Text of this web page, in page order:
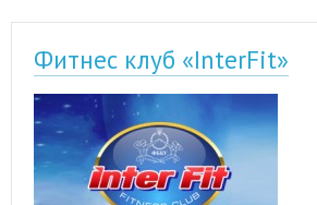
Фитнес клуб «InterFit»